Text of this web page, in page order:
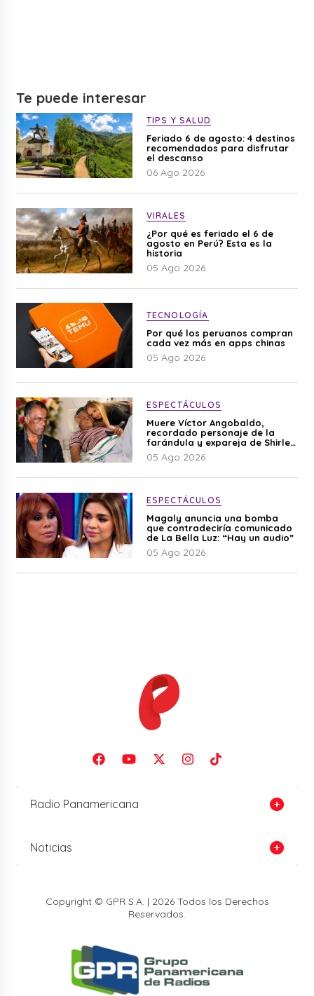
Te puede interesar
TIPS Y SALUD
Feriado 6 de agosto: 4 destinos
recomendados para disfrutar
el descanso
06 Ago 2026
VIRALES
¿Por qué es feriado el 6 de
agosto en Perú? Esta es la
historia
05 Ago 2026
TECNOLOGÍA
Por qué los peruanos compran
cada vez más en apps chinas
05 Ago 2026
ESPECTÁCULOS
Muere Víctor Angobaldo,
recordado personaje de la
farándula y expareja de Shirley
Cherres
05 Ago 2026
ESPECTÁCULOS
Magaly anuncia una bomba
que contradeciría comunicado
de La Bella Luz: “Hay un audio”
05 Ago 2026
Radio Panamericana
Noticias
Copyright © GPR S.A. | 2026 Todos los Derechos
Reservados.